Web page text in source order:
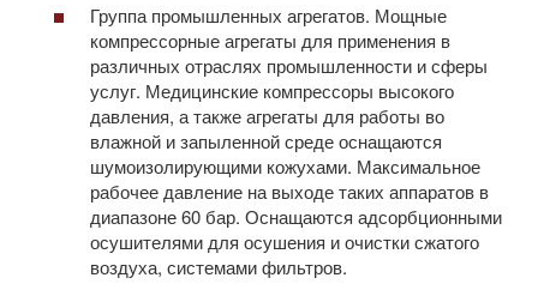
Группа промышленных агрегатов. Мощные
компрессорные агрегаты для применения в
различных отраслях промышленности и сферы
услуг. Медицинские компрессоры высокого
давления, а также агрегаты для работы во
влажной и запыленной среде оснащаются
шумоизолирующими кожухами. Максимальное
рабочее давление на выходе таких аппаратов в
диапазоне 60 бар. Оснащаются адсорбционными
осушителями для осушения и очистки сжатого
воздуха, системами фильтров.